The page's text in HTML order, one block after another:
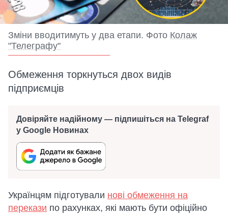
Зміни вводитимуть у два етапи. Фото Колаж
"Телеграфу"
Обмеження торкнуться двох видів
підприємців
Довіряйте надійному — підпишіться на Telegraf
у Google Новинах
Українцям підготували нові обмеження на
перекази по рахунках, які мають бути офіційно